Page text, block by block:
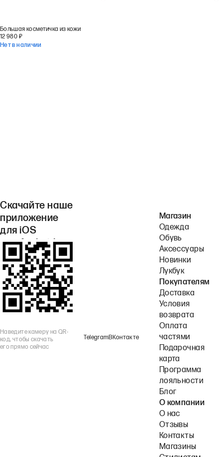
Большая косметичка из кожи
12 980 ₽
Нет в наличии
Скачайте наше
приложение
для iOS
или Android.
Наведите камеру на QR-
код, чтобы скачать
его прямо сейчас
TelegramВКонтакте
Магазин
Одежда
Обувь
Аксессуары
Новинки
Лукбук
Покупателям
Доставка
Условия
возврата
Оплата
частями
Подарочная
карта
Программа
лояльности
Блог
О компании
О нас
Отзывы
Контакты
Магазины